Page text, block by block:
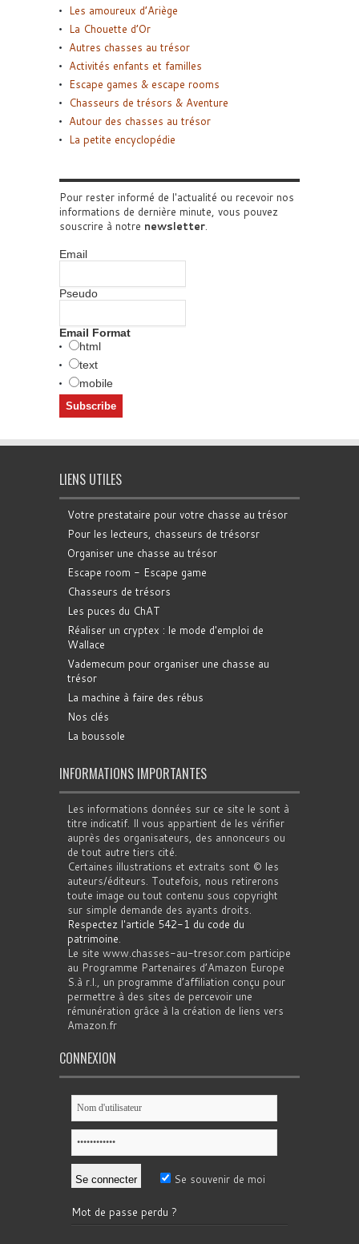
Les amoureux d’Ariège
La Chouette d’Or
Autres chasses au trésor
Activités enfants et familles
Escape games & escape rooms
Chasseurs de trésors & Aventure
Autour des chasses au trésor
La petite encyclopédie
Pour rester informé de l'actualité ou recevoir nos
informations de dernière minute, vous pouvez
souscrire à notre newsletter.
Email
Pseudo
Email Format
html
text
mobile
LIENS UTILES
Votre prestataire pour votre chasse au trésor
Pour les lecteurs, chasseurs de trésorsr
Organiser une chasse au trésor
Escape room - Escape game
Chasseurs de trésors
Les puces du ChAT
Réaliser un cryptex : le mode d'emploi de
Wallace
Vademecum pour organiser une chasse au
trésor
La machine à faire des rébus
Nos clés
La boussole
INFORMATIONS IMPORTANTES
Les informations données sur ce site le sont à
titre indicatif. Il vous appartient de les vérifier
auprès des organisateurs, des annonceurs ou
de tout autre tiers cité.
Certaines illustrations et extraits sont © les
auteurs/éditeurs. Toutefois, nous retirerons
toute image ou tout contenu sous copyright
sur simple demande des ayants droits.
Respectez l'article 542-1 du code du
patrimoine.
Le site www.chasses-au-tresor.com participe
au Programme Partenaires d’Amazon Europe
S.à r.l., un programme d’affiliation conçu pour
permettre à des sites de percevoir une
rémunération grâce à la création de liens vers
Amazon.fr
CONNEXION
Se souvenir de moi
Mot de passe perdu ?